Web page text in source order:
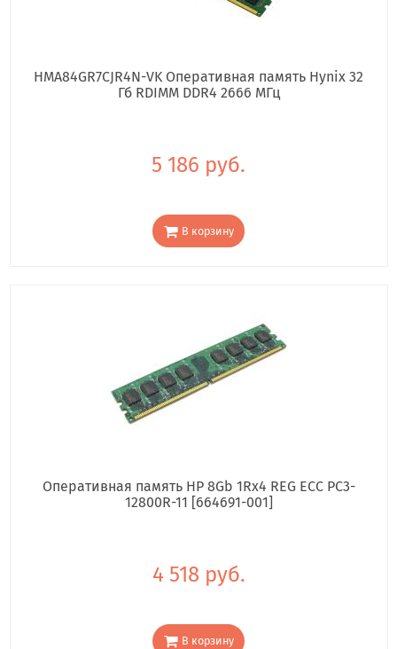
HMA84GR7CJR4N-VK Оперативная память Hynix 32
Гб RDIMM DDR4 2666 МГц
5 186 руб.
В корзину
Оперативная память HP 8Gb 1Rx4 REG ECC PC3-
12800R-11 [664691-001]
4 518 руб.
В корзину